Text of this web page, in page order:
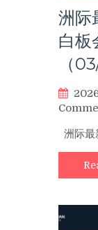
洲际
白板
（
洲际最